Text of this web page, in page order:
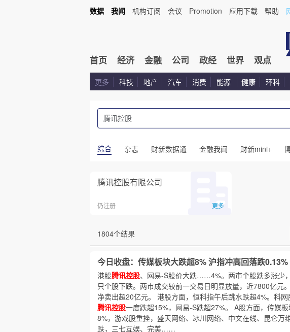
数据 我闻 机构订阅 会议 Promotion 应用下载 帮助
首页 经济 金融 公司 政经 世界 观点
更多 科技 地产 汽车 消费 能源 健康 环科
综合 杂志 财新数据通 金融我闻 财新mini+
腾讯控股有限公司
仍注册 更多
1804个结果
今日收盘：传媒板块大跌超8% 沪指冲高回落跌0.13%
港股腾讯控股、网易-S股价大跌……4%。两市个股跌多涨少
只个股下跌。两市成交较前一交易日明显放量，近7800亿元
净卖出超20亿元。 港股方面，恒科指午后跳水跌超4%。科网
腾讯控股一度跌超15%，网易-S跌超27%。 A股方面，传媒
8%，游戏股重挫，盛天网络、冰川网络、中文在线、昆仑万
跌，三七互娱、完美……